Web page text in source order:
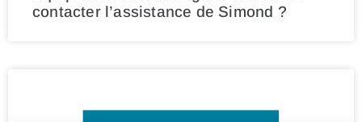
contacter l’assistance de Simond ?